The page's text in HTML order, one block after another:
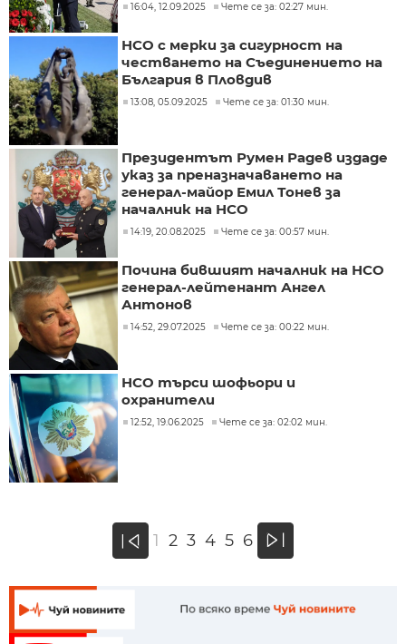
16:04, 12.09.2025 Чете се за: 02:27 мин.
НСО с мерки за сигурност на
честването на Съединението на
България в Пловдив
13:08, 05.09.2025 Чете се за: 01:30 мин.
Президентът Румен Радев издаде
указ за преназначаването на
генерал-майор Емил Тонев за
началник на НСО
14:19, 20.08.2025 Чете се за: 00:57 мин.
Почина бившият началник на НСО
генерал-лейтенант Ангел
Антонов
14:52, 29.07.2025 Чете се за: 00:22 мин.
НСО търси шофьори и
охранители
12:52, 19.06.2025 Чете се за: 02:02 мин.
« 1 2 3 4 5 6 »